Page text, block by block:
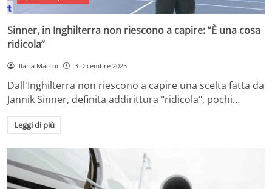
Sinner, in Inghilterra non riescono a capire: ”È una cosa
ridicola”
Ilaria Macchi 3 Dicembre 2025
Dall'Inghilterra non riescono a capire una scelta fatta da
Jannik Sinner, definita addirittura "ridicola", pochi…
Leggi di più